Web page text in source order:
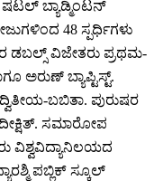
ಷಟಲ್ ಬ್ಯಾಡ್ಮಿಂಟನ್
48 ಸ್ಪರ್ಧಿಗಳು
ಡಬಲ್ಸ್ ವಿಜೇತರು ಪ್ರಥಮ-
ಅರುಣ್ ಬ್ಯಾಪ್ಟಿಸ್ಟ್.
ಬಬಿತಾ. ಪುರುಷರ
ದೀಕ್ಷಿತ್. ಸಮಾರೋಪ
ವಿಶ್ವವಿದ್ಯಾನಿಲಯದ
ಪಬ್ಲಿಕ್ ಸ್ಕೂಲ್